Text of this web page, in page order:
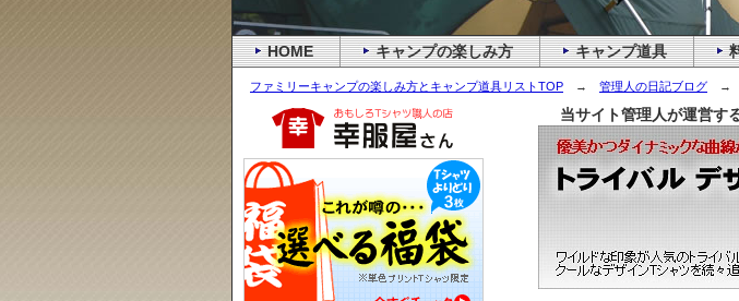
当サイト管理人が運営す
HOME キャンプの楽しみ方 キャンプ道具
ファミリーキャンプの楽しみ方とキャンプ道具リストTOP → 管理人の日記ブログ →